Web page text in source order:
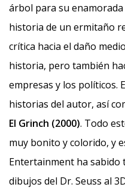
árbol para su
historia de un ermitaño
crítica hacia el daño
historia, pero también
empresas y los políticos.
historias del autor, así
El Grinch (2000). Todo
muy bonito y colorido, y
Entertainment ha sabido
dibujos del Dr. Seuss al